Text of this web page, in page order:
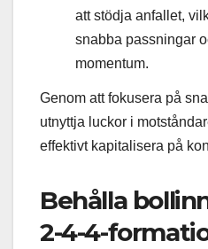
att stödja anfallet,
snabba passningar
momentum.
Genom att fokusera på
utnyttja luckor i
effektivt kapitalisera på
Behålla
2-4-4-